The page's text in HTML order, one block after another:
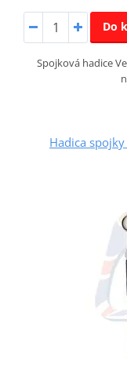
Do
Spojková hadice
Hadica